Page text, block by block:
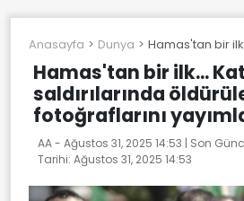
Anasayfa Dunya Hamas'tan bir
Hamas'tan bir ilk...
saldırılarında
fotoğraflarını
AA - Ağustos 31, 2025 14:53 | Son
Tarihi: Ağustos 31, 2025 14:53